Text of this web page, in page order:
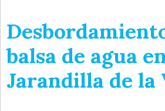
balsa de agua
Jarandilla de la